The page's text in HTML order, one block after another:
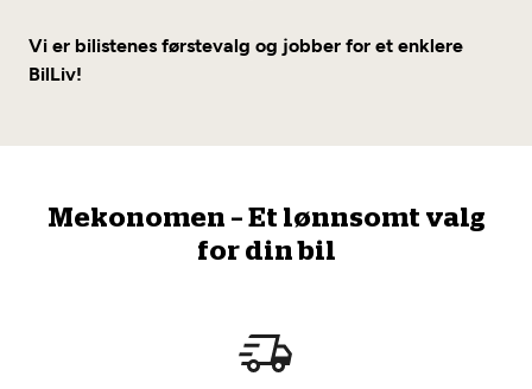
Vi er bilistenes førstevalg og jobber for et enklere
BilLiv!
Mekonomen – Et lønnsomt valg
for din bil